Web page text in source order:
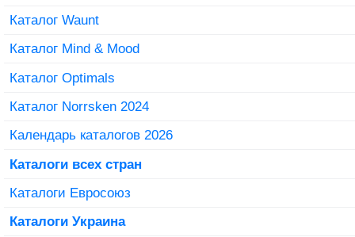
Каталог Waunt
Каталог Mind & Mood
Каталог Optimals
Каталог Norrsken 2024
Календарь каталогов 2026
Каталоги всех стран
Каталоги Евросоюз
Каталоги Украина